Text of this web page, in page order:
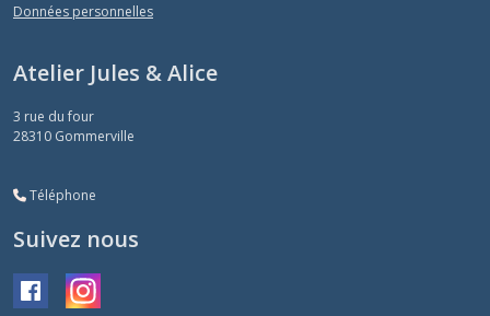
Données personnelles
Atelier Jules & Alice
3 rue du four
28310 Gommerville
Téléphone
Suivez nous